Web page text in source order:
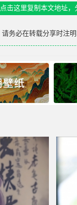
点击这里复制本文地址
请务必在转载分享时注